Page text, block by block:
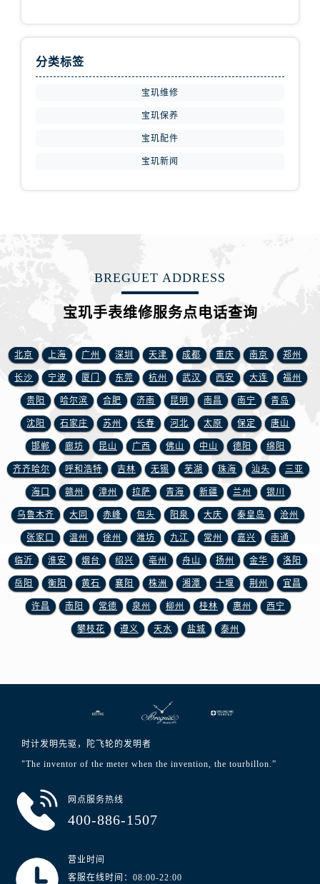
山东省莱芜市文化南路8号银座商城名表维修一楼名表维修宝玑售后服务中心（需提前预约）
上海市黄浦区南京东路299号宏伊国际广场写字楼8层806室宝玑售后服务中心（需提前预约）
上海市徐汇区虹桥路3号港汇中心2座37层3705室宝玑售后服务中心（需提前预约）
浙江省杭州市上城区钱江路1366号华润大厦A座5层503-5室宝玑售后服务中心（需提前预约）
浙江省湖州市吴兴区劳动路宝玑售后服务中心（需提前预约）
浙江省嘉兴市南湖区广益路705号嘉兴世界贸易中心A座13层1304室宝玑售后服务中心（需提前预约）
浙江省金华市金东区东市南街777号金华万达广场4号楼22楼2209室宝玑售后服务中心（需提前预约）
浙江省丽水市莲都区解放街宝玑售后服务中心（需提前预约）
浙江省宁波市江北区大闸南路500号来福士广场办公楼20层2009室宝玑售后服务中心（需提前预约）
浙江省衢州市柯城区上街宝玑售后服务中心（需提前预约）
浙江省绍兴市越城区胜利东路379号世茂天际中心写字楼8层805室宝玑售后服务中心（需提前预约）
浙江省舟山市定海区解放东路宝玑售后服务中心（需提前预约）
澳门特别行政区大堂区议事亭前地（新马路）宝玑售后服务中心（需提前预约）
澳门特别行政区风顺堂区南湾大马路宝玑售后服务中心（需提前预约）
澳门特别行政区花地玛堂区关闸广场宝玑售后服务中心（需提前预约）
分类标签
宝玑维修
宝玑保养
宝玑配件
宝玑新闻
BREGUET ADDRESS
宝玑手表维修服务点电话查询
北京 上海 广州 深圳 天津 成都 重庆 南京 郑州
长沙 宁波 厦门 东莞 杭州 武汉 西安 大连 福州
贵阳 哈尔滨 合肥 济南 昆明 南昌 南宁 青岛
沈阳 石家庄 苏州 长春 河北 太原 保定 唐山
邯郸 廊坊 昆山 广西 佛山 中山 德阳 绵阳
齐齐哈尔 呼和浩特 吉林 无锡 芜湖 珠海 汕头 三亚
海口 赣州 漳州 拉萨 青海 新疆 兰州 银川
乌鲁木齐 大同 赤峰 包头 阳泉 大庆 秦皇岛 沧州
张家口 温州 徐州 潍坊 九江 常州 嘉兴 南通
临沂 淮安 烟台 绍兴 亳州 舟山 扬州 金华 洛阳
岳阳 衡阳 黄石 襄阳 株洲 湘潭 十堰 荆州 宜昌
许昌 南阳 常德 泉州 柳州 桂林 惠州 西宁
攀枝花 遵义 天水 盐城 泰州
时计发明先驱，陀飞轮的发明者
"The inventor of the meter when the invention, the tourbillon.”
网点服务热线
400-886-1507
营业时间
客服在线时间：08:00-22:00